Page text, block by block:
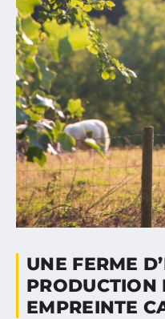
UNE FERME
PRODUCTION
EMPREINTE